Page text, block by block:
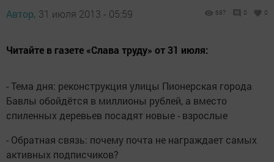
Автор, 31 июля 2013 - 05:59 687 0 0
Читайте в газете «Слава труду» от 31 июля:
- Тема дня: реконструкция улицы Пионерская города
Бавлы обойдётся в миллионы рублей, а вместо
спиленных деревьев посадят новые - взрослые
- Обратная связь: почему почта не награждает самых
активных подписчиков?